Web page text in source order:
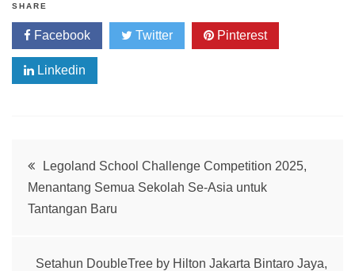
SHARE
Facebook Twitter Pinterest
Linkedin
Post
navigation
Legoland School Challenge Competition 2025,
Menantang Semua Sekolah Se-Asia untuk
Tantangan Baru
Setahun DoubleTree by Hilton Jakarta Bintaro Jaya,